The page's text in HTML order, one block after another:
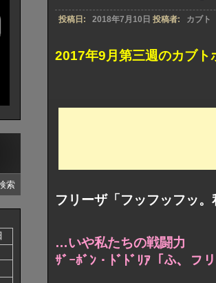
投稿日: 2018年7月10日 投稿者: カブト
2017年9月第三週のカブト
フリーザ「フッフッフッ。
…いや私たちの戦闘力
ｻﾞｰﾎﾞﾝ・ﾄﾞﾄﾞﾘｱ「ふ、フ